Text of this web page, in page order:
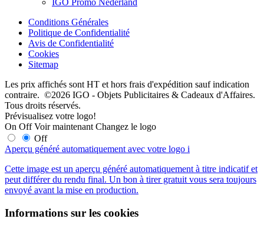
Conditions Générales
Politique de Confidentialité
Avis de Confidentialité
Cookies
Sitemap
Les prix affichés sont HT et hors frais d'expédition sauf indication
contraire. ©2026 IGO - Objets Publicitaires & Cadeaux d'Affaires.
Tous droits réservés.
Prévisualisez votre logo!
On Off Voir maintenant Changez le logo
Off
Aperçu généré automatiquement avec votre logo i
Cette image est un aperçu généré automatiquement à titre indicatif et
peut différer du rendu final. Un bon à tirer gratuit vous sera toujours
envoyé avant la mise en production.
Informations sur les cookies